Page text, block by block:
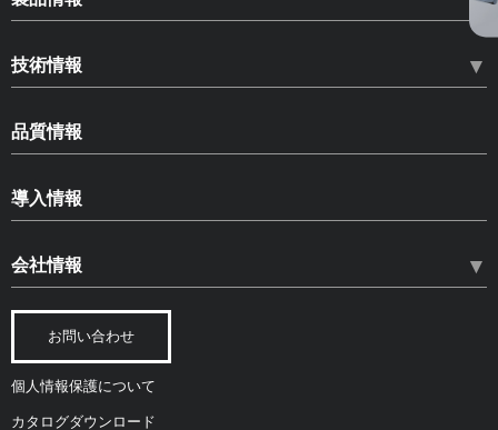
HLN ハードロックナット
HLB ハードロックベアリングナット
SLB スペースロックベアリングナット
コピー商品への注意
カタログ・資料ダウンロード
技術情報
ねじのゆるみ
ゆるみ止め部品の種類とその効果
ハードロックナットについて
各種試験
ねじの材料関連
品質情報
品質情報
品質保証体制
環境に対する取り組み
人材育成
主要測定機器
導入情報
安全を開発し、安心を提供
トータルコスト
納入実績
会社情報
会社概要
拠点紹介
お問い合わせ
個人情報保護について
カタログダウンロード